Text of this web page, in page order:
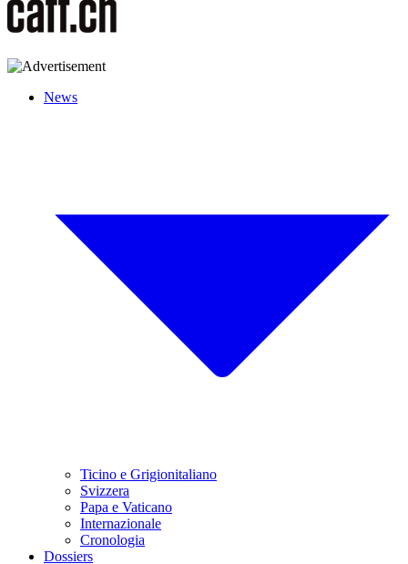
News
Ticino e Grigionitaliano
Svizzera
Papa e Vaticano
Internazionale
Cronologia
Dossiers